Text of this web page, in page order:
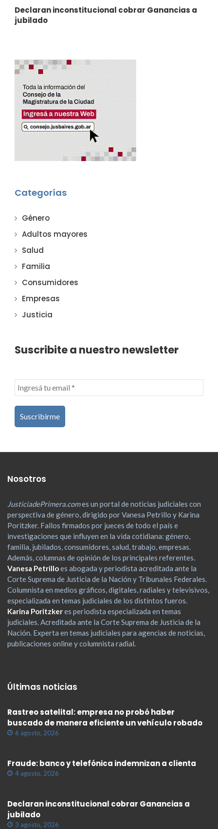
Declaran inconstitucional cobrar Ganancias a
jubilado
Categorías
Género
Adultos mayores
Salud
Familia
Consumidores
Empresas
Justicia
Suscribite a nuestro newsletter
Nosotros
JusticiadePrimera.comes un portal de noticias judiciales con
perspectiva de género, dirigido por Vanesa Petrillo y Karina
Poritzker. Fallos firmados por jueces de todo el país e
investigaciones que influyen en la vida cotidiana: género,
familia, jubilados, consumidores, salud, trabajo, empresas.
Además, columnas de opinión de los principales referentes.
Vanesa Petrilloes abogada y periodista acreditada ante la
Corte Suprema de Justicia de la Nación y Tribunales Federales.
Columnista en medios gráficos, digitales, radiales y televisivos,
especializada en temas judiciales de los distintos fueros.
Karina Poritzkeres periodista especializada en temas
judiciales. Acreditada ante la Corte Suprema de Justicia de la
Nación. Experta en temas judiciales para agencias de noticias,
publicaciones online y columnista radial.
Últimas noticias
Rastreo satelital: empresa no probó haber
buscado de manera eficiente un vehículo robado
6 agosto, 2026
Fraude: banco y telefónica indemnizan a clienta
4 agosto, 2026
Declaran inconstitucional cobrar Ganancias a
jubilado
3 agosto, 2026